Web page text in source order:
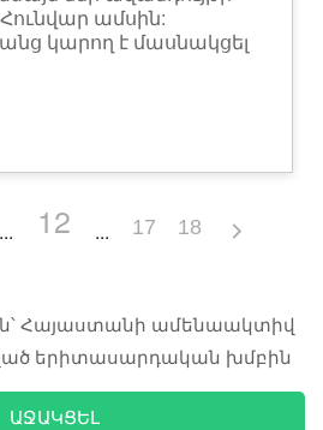
Հունվար ամսին:
կարող է մասնակցել
12 17 18
Հայաստանի ամենաակտիվ
երիտասարդական խմբին
ԱՋԱԿՑԵԼ